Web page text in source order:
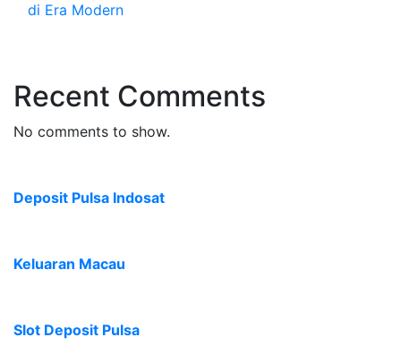
di Era Modern
Recent Comments
No comments to show.
Deposit Pulsa Indosat
Keluaran Macau
Slot Deposit Pulsa